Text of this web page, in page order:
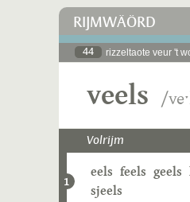
RIJMWÄÖRD
44 rizzeltaote veur 't
veels /
Volrijm
1
eels feels geels
sjeels